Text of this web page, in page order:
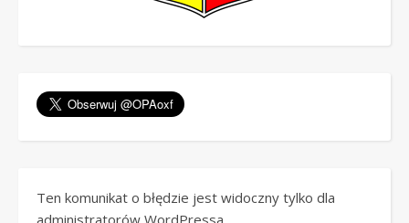
Ten komunikat o błędzie jest widoczny tylko dla